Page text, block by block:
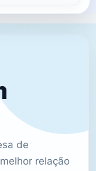
de
relação